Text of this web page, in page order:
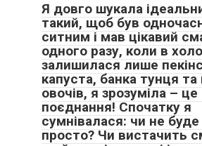
Я довго шукала
такий, щоб був
ситним і мав цікавий
одного разу, коли в
залишилася лише
капуста, банка тунця та
овочів, я зрозуміла – це
поєднання! Спочатку я
сумнівалася: чи не
просто? Чи вистачить